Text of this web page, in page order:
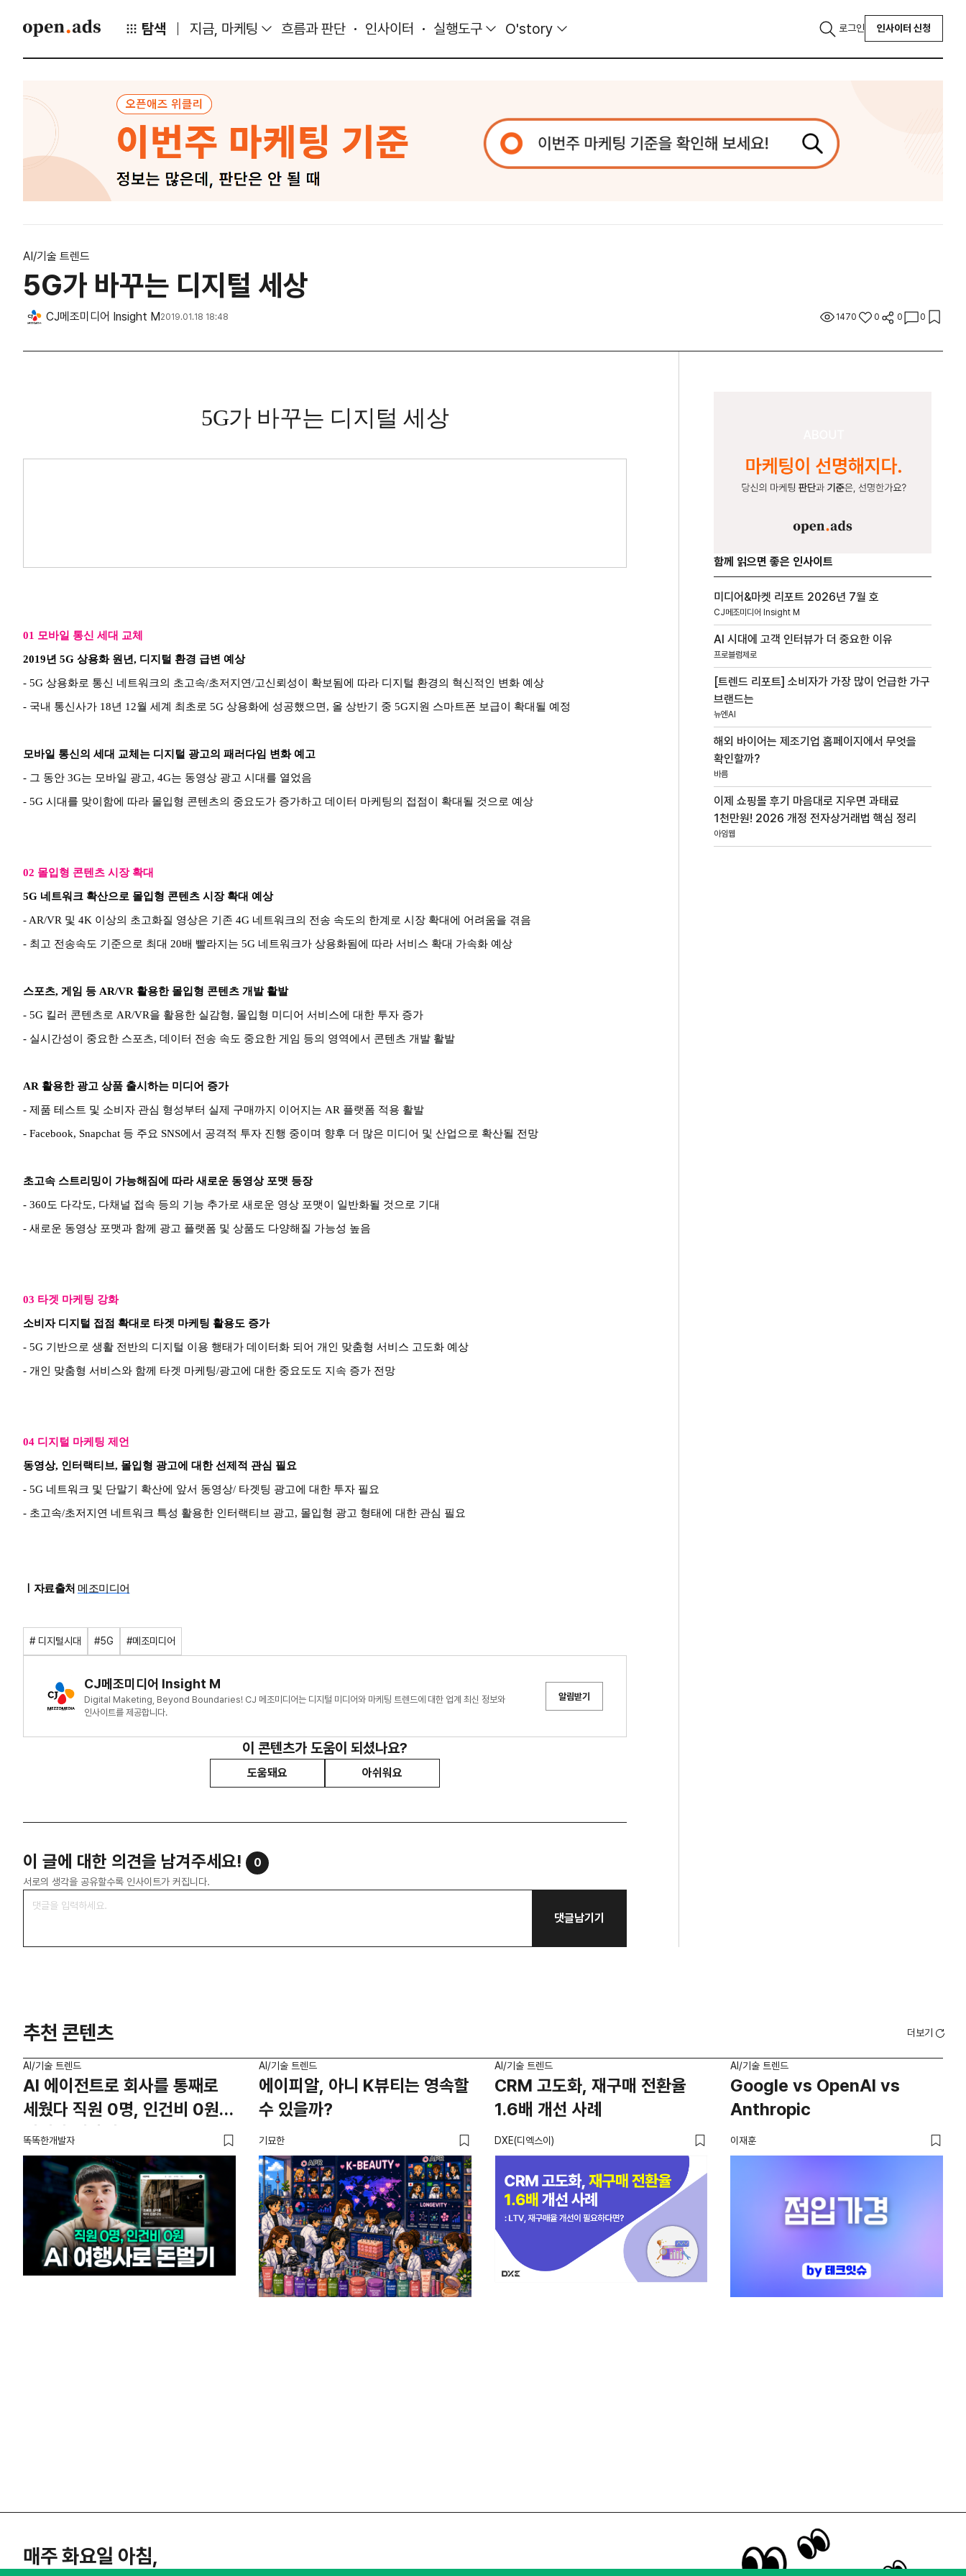
탐색 지금, 마케팅 흐름과 판단 인사이터 실행도구 O'story 로그인 인사이터 신청
AI/기술 트렌드
5G가 바꾸는 디지털 세상
CJ메조미디어 Insight M 2019.01.18 18:48 1470 0 0 0
5G가 바꾸는 디지털 세상
01 모바일 통신 세대 교체
2019년 5G 상용화 원년, 디지털 환경 급변 예상
- 5G 상용화로 통신 네트워크의 초고속/초저지연/고신뢰성이 확보됨에 따라 디지털 환경의 혁신적인 변화 예상
- 국내 통신사가 18년 12월 세계 최초로 5G 상용화에 성공했으면, 올 상반기 중 5G지원 스마트폰 보급이 확대될 예정
모바일 통신의 세대 교체는 디지털 광고의 패러다임 변화 예고
- 그 동안 3G는 모바일 광고, 4G는 동영상 광고 시대를 열었음
- 5G 시대를 맞이함에 따라 몰입형 콘텐츠의 중요도가 증가하고 데이터 마케팅의 접점이 확대될 것으로 예상
02 몰입형 콘텐츠 시장 확대
5G 네트워크 확산으로 몰입형 콘텐츠 시장 확대 예상
- AR/VR 및 4K 이상의 초고화질 영상은 기존 4G 네트워크의 전송 속도의 한계로 시장 확대에 어려움을 겪음
- 최고 전송속도 기준으로 최대 20배 빨라지는 5G 네트워크가 상용화됨에 따라 서비스 확대 가속화 예상
스포츠, 게임 등 AR/VR 활용한 몰입형 콘텐츠 개발 활발
- 5G 킬러 콘텐츠로 AR/VR을 활용한 실감형, 몰입형 미디어 서비스에 대한 투자 증가
- 실시간성이 중요한 스포츠, 데이터 전송 속도 중요한 게임 등의 영역에서 콘텐츠 개발 활발
AR 활용한 광고 상품 출시하는 미디어 증가
- 제품 테스트 및 소비자 관심 형성부터 실제 구매까지 이어지는 AR 플랫폼 적용 활발
- Facebook, Snapchat 등 주요 SNS에서 공격적 투자 진행 중이며 향후 더 많은 미디어 및 산업으로 확산될 전망
초고속 스트리밍이 가능해짐에 따라 새로운 동영상 포맷 등장
- 360도 다각도, 다채널 접속 등의 기능 추가로 새로운 영상 포맷이 일반화될 것으로 기대
- 새로운 동영상 포맷과 함께 광고 플랫폼 및 상품도 다양해질 가능성 높음
03 타겟 마케팅 강화
소비자 디지털 접점 확대로 타겟 마케팅 활용도 증가
- 5G 기반으로 생활 전반의 디지털 이용 행태가 데이터화 되어 개인 맞춤형 서비스 고도화 예상
- 개인 맞춤형 서비스와 함께 타겟 마케팅/광고에 대한 중요도도 지속 증가 전망
04 디지털 마케팅 제언
동영상, 인터랙티브, 몰입형 광고에 대한 선제적 관심 필요
- 5G 네트워크 및 단말기 확산에 앞서 동영상/ 타겟팅 광고에 대한 투자 필요
- 초고속/초저지연 네트워크 특성 활용한 인터랙티브 광고, 몰입형 광고 형태에 대한 관심 필요
ㅣ자료출처 메조미디어
# 디지털시대 #5G #메조미디어
CJ메조미디어 Insight M
Digital Maketing, Beyond Boundaries! CJ 메조미디어는 디지털 미디어와 마케팅 트렌드에 대한 업계 최신 정보와
인사이트를 제공합니다.
알림받기
이 콘텐츠가 도움이 되셨나요?
도움돼요 아쉬워요
이 글에 대한 의견을 남겨주세요! 0
서로의 생각을 공유할수록 인사이트가 커집니다.
댓글남기기
함께 읽으면 좋은 인사이트
미디어&마켓 리포트 2026년 7월 호
CJ메조미디어 Insight M
AI 시대에 고객 인터뷰가 더 중요한 이유
프로블럼제로
[트렌드 리포트] 소비자가 가장 많이 언급한 가구
브랜드는
뉴엔AI
해외 바이어는 제조기업 홈페이지에서 무엇을
확인할까?
바름
이제 쇼핑몰 후기 마음대로 지우면 과태료
1천만원! 2026 개정 전자상거래법 핵심 정리
아임웹
추천 콘텐츠 더보기
AI/기술 트렌드
AI 에이전트로 회사를 통째로
세웠다 직원 0명, 인건비 0원의
여행사 제작기
똑똑한개발자
AI/기술 트렌드
에이피알, 아니 K뷰티는 영속할
수 있을까?
기묘한
AI/기술 트렌드
CRM 고도화, 재구매 전환율
1.6배 개선 사례
DXE(디엑스이)
AI/기술 트렌드
Google vs OpenAI vs
Anthropic
이재훈
매주 화요일 아침,